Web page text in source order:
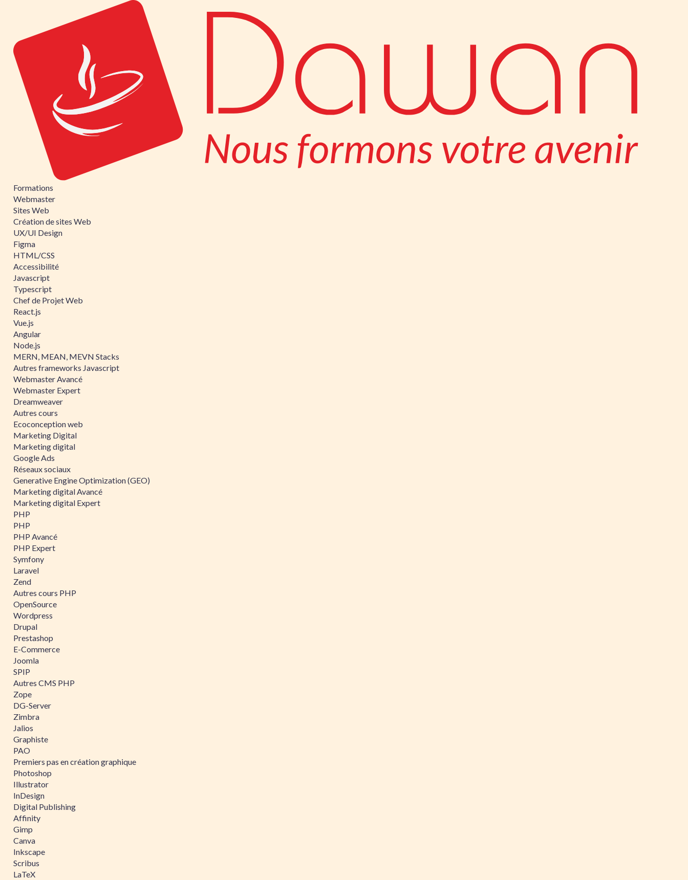
Formations
Webmaster
Sites Web
Création de sites Web
UX/UI Design
Figma
HTML/CSS
Accessibilité
Javascript
Typescript
Chef de Projet Web
React.js
Vue.js
Angular
Node.js
MERN, MEAN, MEVN Stacks
Autres frameworks Javascript
Webmaster Avancé
Webmaster Expert
Dreamweaver
Autres cours
Ecoconception web
Marketing Digital
Marketing digital
Google Ads
Réseaux sociaux
Generative Engine Optimization (GEO)
Marketing digital Avancé
Marketing digital Expert
PHP
PHP
PHP Avancé
PHP Expert
Symfony
Laravel
Zend
Autres cours PHP
OpenSource
Wordpress
Drupal
Prestashop
E-Commerce
Joomla
SPIP
Autres CMS PHP
Zope
DG-Server
Zimbra
Jalios
Graphiste
PAO
Premiers pas en création graphique
Photoshop
Illustrator
InDesign
Digital Publishing
Affinity
Gimp
Canva
Inkscape
Scribus
LaTeX